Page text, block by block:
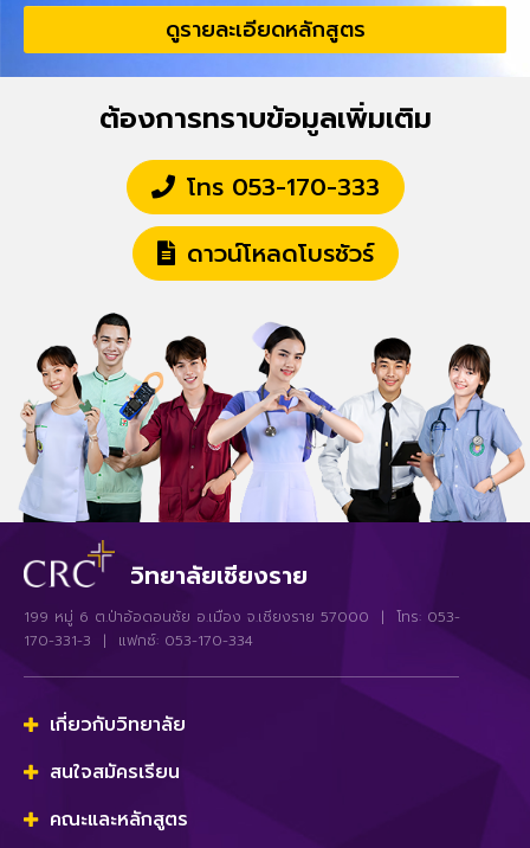
ดูรายละเอียดหลักสูตร
ต้องการทราบข้อมูลเพิ่มเติม
โทร 053-170-333
ดาวน์โหลดโบรชัวร์
วิทยาลัยเชียงราย
199 หมู่ 6 ต.ป่าอ้อดอนชัย อ.เมือง จ.เชียงราย 57000 | โทร: 053-
170-331-3 | แฟกซ์: 053-170-334
เกี่ยวกับวิทยาลัย
สนใจสมัครเรียน
คณะและหลักสูตร